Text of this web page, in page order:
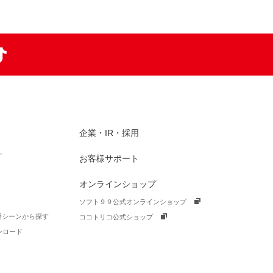
ーンから探す
ロード
企業・IR・採用
お客様サポート
オンラインショップ
ソフト９９公式オンラインショップ
ココトリコ公式ショップ